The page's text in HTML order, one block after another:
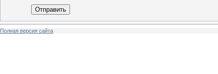
Отправить
Полная версия сайта